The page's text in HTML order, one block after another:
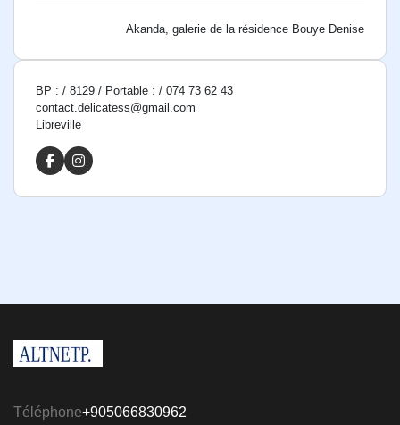
Akanda, galerie de la résidence Bouye Denise
BP : / 8129 / Portable : / 074 73 62 43
contact.delicatess@gmail.com
Libreville
Téléphone+905066830962